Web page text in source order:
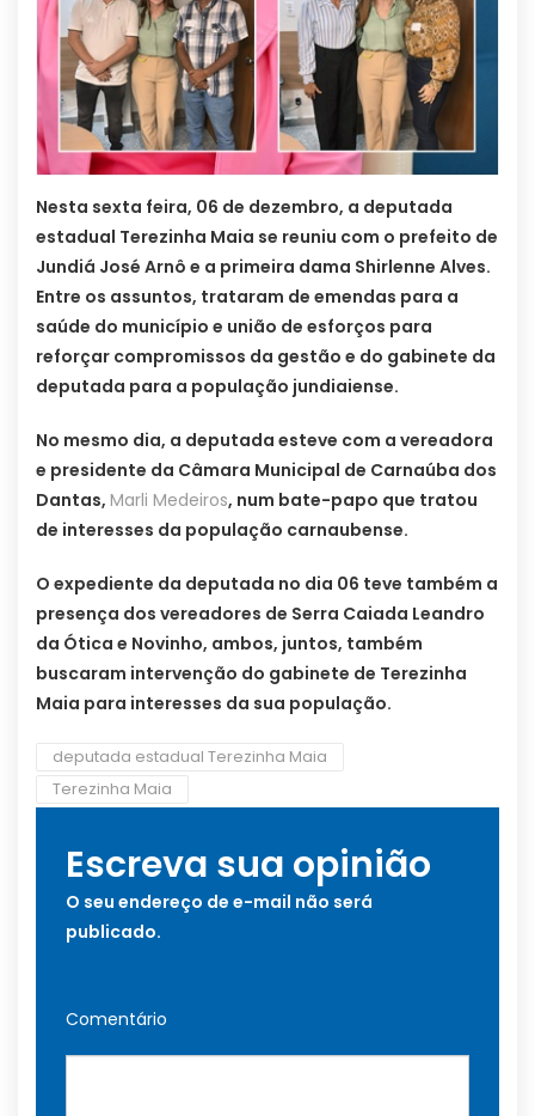
Nesta sexta feira, 06 de dezembro, a deputada
estadual Terezinha Maia se reuniu com o prefeito de
Jundiá José Arnô e a primeira dama Shirlenne Alves.
Entre os assuntos, trataram de emendas para a
saúde do município e união de esforços para
reforçar compromissos da gestão e do gabinete da
deputada para a população jundiaiense.
No mesmo dia, a deputada esteve com a vereadora
e presidente da Câmara Municipal de Carnaúba dos
Dantas, Marli Medeiros, num bate-papo que tratou
de interesses da população carnaubense.
O expediente da deputada no dia 06 teve também a
presença dos vereadores de Serra Caiada Leandro
da Ótica e Novinho, ambos, juntos, também
buscaram intervenção do gabinete de Terezinha
Maia para interesses da sua população.
deputada estadual Terezinha Maia
Terezinha Maia
Escreva sua opinião
O seu endereço de e-mail não será
publicado.
Comentário